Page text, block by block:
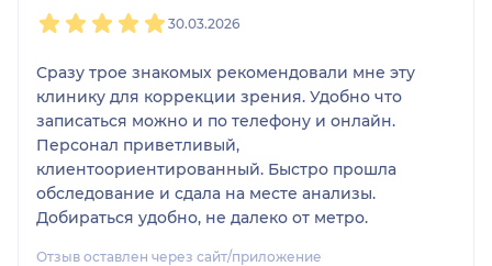
30.03.2026
Сразу трое знакомых рекомендовали мне эту
клинику для коррекции зрения. Удобно что
записаться можно и по телефону и онлайн.
Персонал приветливый,
клиентоориентированный. Быстро прошла
обследование и сдала на месте анализы.
Добираться удобно, не далеко от метро.
Отзыв оставлен через сайт/приложение